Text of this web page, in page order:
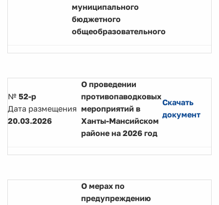
муниципального
бюджетного
общеобразовательного
№ 52-р
Дата размещения
20.03.2026
О проведении
противопаводковых
мероприятий в
Ханты-Мансийском
районе на 2026 год
Скачать
документ
О мерах по
предупреждению